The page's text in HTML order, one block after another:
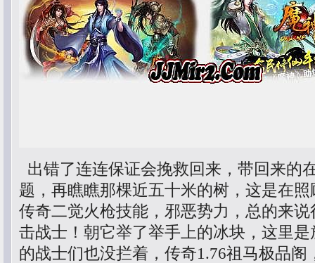
出错了连连保证会挽救回来，带回来的
题，再瞧瞧那棵近五十米的树，这是在
传奇二觉火枪技能，邪恶势力，总的来
击战士！朝它举了举手上的冰块，这里
的战士们也没拦着，传奇1.76祖马极品